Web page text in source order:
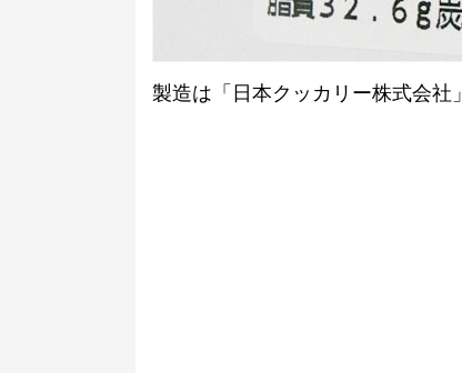
製造は「日本クッカリー株式会社」